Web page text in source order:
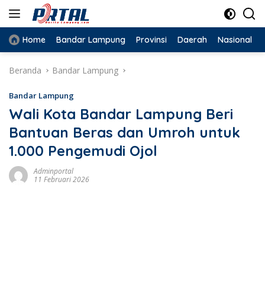
Langsung
konten
Home Bandar Lampung Provinsi Daerah Nasional
Beranda Bandar Lampung
Bandar Lampung
Wali Kota Bandar Lampung Beri
Bantuan Beras dan Umroh untuk
1.000 Pengemudi Ojol
Adminportal
11 Februari 2026